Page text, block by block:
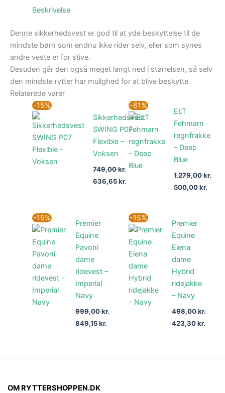
Beskrivelse
Denne sikkerhedsvest er god til at yde beskyttelse til de
mindste børn som endnu ikke rider selv, eller som synes
andre veste er for stive.
Desuden går den også meget langt ned i størrelsen, så selv
den mindste rytter har mulighed for at blive beskytte
Relaterede varer
-15%
Sikkerhedsvest
SWING P07
Flexible –
Voksen
749,00kr.
oprindelige
pris
var:
749,00 kr..
636,65kr.
Den
aktuelle
pris
er:
636,65 kr..
-61%
ELT
Fehmarn
regnfrakke
– Deep
Blue
1.279,00kr.
oprindelige
pris
var:
1.279,00 kr..
500,00kr.
-15%
Premier
Equine
Pavoni
dame
ridevest –
Imperial
Navy
999,00kr.
oprindelige
pris
var:
999,00 kr..
849,15kr.
aktuelle
849,15 kr..
-15%
Premier
Equine
Elena
dame
Hybrid
ridejakke
– Navy
498,00kr.
oprindelige
pris
var:
498,00 kr..
423,30kr.
OM RYTTERSHOPPEN.DK